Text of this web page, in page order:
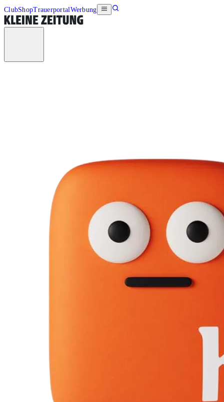
ClubShopTrauerportalWerbung